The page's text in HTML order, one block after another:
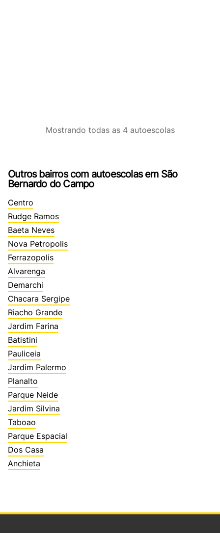
Outros bairros com autoescolas em São
Bernardo do Campo
Centro
Rudge Ramos
Baeta Neves
Nova Petropolis
Ferrazopolis
Alvarenga
Demarchi
Chacara Sergipe
Riacho Grande
Jardim Farina
Batistini
Pauliceia
Jardim Palermo
Planalto
Parque Neide
Jardim Silvina
Taboao
Parque Espacial
Dos Casa
Anchieta
Mostrando todas as 4autoescolas